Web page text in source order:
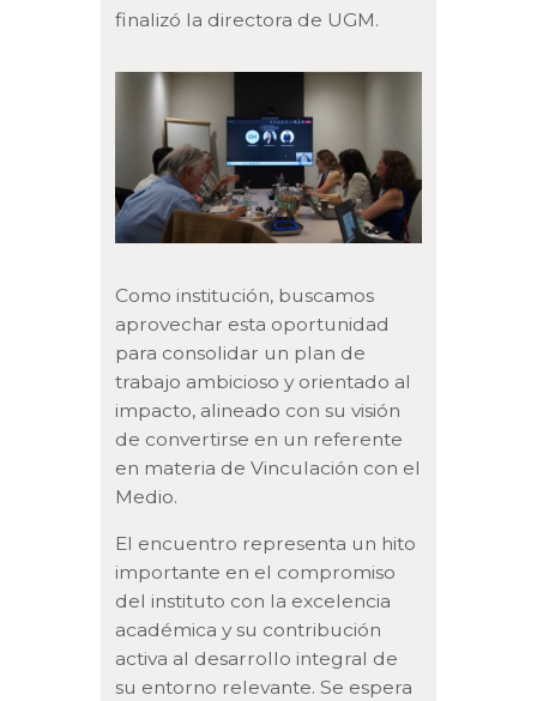
finalizó la directora de UGM.
Como institución, buscamos
aprovechar esta oportunidad
para consolidar un plan de
trabajo ambicioso y orientado al
impacto, alineado con su visión
de convertirse en un referente
en materia de Vinculación con el
Medio.
El encuentro representa un hito
importante en el compromiso
del instituto con la excelencia
académica y su contribución
activa al desarrollo integral de
su entorno relevante. Se espera